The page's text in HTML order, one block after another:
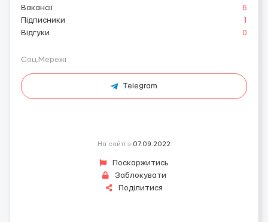
Вакансії
6
Підписники
1
Відгуки
0
Соц.Мережі
Telegram
На сайті з 07.09.2022
Поскаржитись
Заблокувати
Поділитися